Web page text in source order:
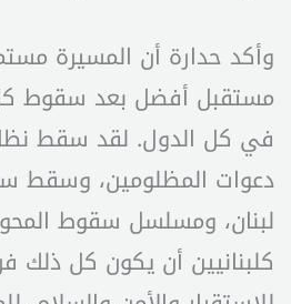
وأكد حدارة أن المسيرة
مستقبل أفضل بعد سقوط
في كل الدول. لقد سقط
دعوات المظلومين، وسقط
لبنان، ومسلسل سقوط
كلبنانيين أن يكون كل ذلك